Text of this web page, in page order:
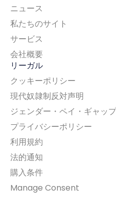
ニュース
私たちのサイト
サービス
会社概要
リーガル
クッキーポリシー
現代奴隷制反対声明
ジェンダー・ペイ・ギャッ
プライバシーポリシー
利用規約
法的通知
購入条件
Manage Consent